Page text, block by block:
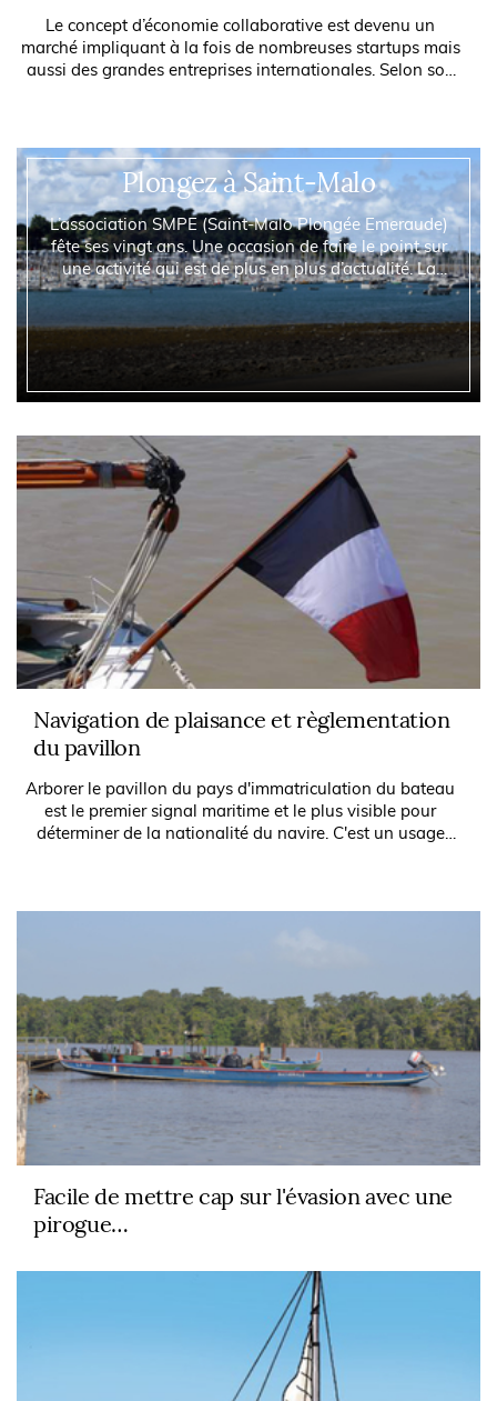
Le concept d’économie collaborative est devenu un
marché impliquant à la fois de nombreuses startups mais
aussi des grandes entreprises internationales. Selon son
Plongez à Saint-Malo
L’association SMPE (Saint-Malo Plongée Emeraude)
fête ses vingt ans. Une occasion de faire le point sur
une activité qui est de plus en plus d’actualité. La
plongée fascine, mais bon nombre de personnes
hésite à faire le grand saut. Alors pourquoi ne pas
venir la découvrir auprès de passionnés ?...
Navigation de plaisance et règlementation
du pavillon
Arborer le pavillon du pays d'immatriculation du bateau
est le premier signal maritime et le plus visible pour
déterminer de la nationalité du navire. C'est un usage
Facile de mettre cap sur l'évasion avec une
pirogue…